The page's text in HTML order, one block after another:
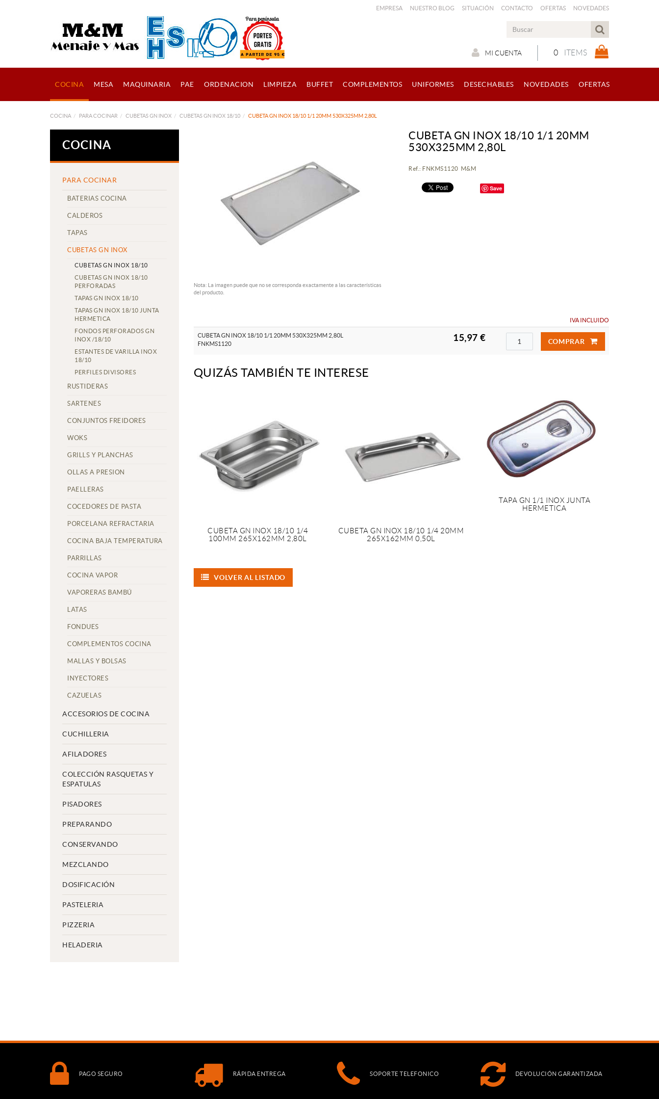
EMPRESA NUESTRO BLOG SITUACIÓN CONTACTO OFERTAS NOVEDADES
0 ITEMS
MI CUENTA
COCINA MESA MAQUINARIA PAE ORDENACION LIMPIEZA BUFFET COMPLEMENTOS UNIFORMES DESECHABLES NOVEDADES OFERTAS
COCINA PARA COCINAR CUBETAS GN INOX CUBETAS GN INOX 18/10 CUBETA GN INOX 18/10 1/1 20MM 530X325MM 2,80L
COCINA
PARA COCINAR
BATERIAS COCINA
CALDEROS
TAPAS
CUBETAS GN INOX
CUBETAS GN INOX 18/10
CUBETAS GN INOX 18/10
PERFORADAS
TAPAS GN INOX 18/10
TAPAS GN INOX 18/10 JUNTA
HERMETICA
FONDOS PERFORADOS GN
INOX /18/10
ESTANTES DE VARILLA INOX
18/10
PERFILES DIVISORES
RUSTIDERAS
SARTENES
CONJUNTOS FREIDORES
WOKS
GRILLS Y PLANCHAS
OLLAS A PRESION
PAELLERAS
COCEDORES DE PASTA
PORCELANA REFRACTARIA
COCINA BAJA TEMPERATURA
PARRILLAS
COCINA VAPOR
VAPORERAS BAMBÚ
LATAS
FONDUES
COMPLEMENTOS COCINA
MALLAS Y BOLSAS
INYECTORES
CAZUELAS
ACCESORIOS DE COCINA
CUCHILLERIA
AFILADORES
COLECCIÓN RASQUETAS Y
ESPATULAS
PISADORES
PREPARANDO
CONSERVANDO
MEZCLANDO
DOSIFICACIÓN
PASTELERIA
PIZZERIA
HELADERIA
Nota: La imagen puede que no se corresponda exactamente a las características
del producto.
CUBETA GN INOX 18/10 1/1 20MM
530X325MM 2,80L
Ref.: FNKMS1120 M&M
Save
IVA INCLUIDO
CUBETA GN INOX 18/10 1/1 20MM 530X325MM 2,80L
FNKMS1120
15,97 € COMPRAR
QUIZÁS TAMBIÉN TE INTERESE
CUBETA GN INOX 18/10 1/4
100MM 265X162MM 2,80L
CUBETA GN INOX 18/10 1/4 20MM
265X162MM 0,50L
TAPA GN 1/1 INOX JUNTA
HERMETICA
VOLVER AL LISTADO
PAGO SEGURO RÁPIDA ENTREGA SOPORTE TELEFONICO DEVOLUCIÓN GARANTIZADA